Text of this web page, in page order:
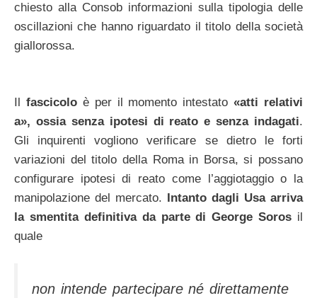
chiesto alla Consob informazioni sulla tipologia delle
oscillazioni che hanno riguardato il titolo della società
giallorossa.
Il fascicoloè per il momento intestato«atti relativi
a», ossia senza ipotesi di reato e senza indagati.
Gli inquirenti vogliono verificare se dietro le forti
variazioni del titolo della Roma in Borsa, si possano
configurare ipotesi di reato come l’aggiotaggio o la
manipolazione del mercato. Intanto dagli Usa arriva
la smentita definitiva da parte di George Soros il
quale
non intende partecipare né direttamente